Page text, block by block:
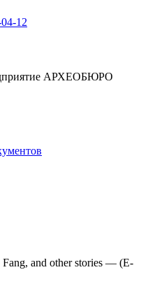
12
АРХЕОБЮРО
and other stories — (E-